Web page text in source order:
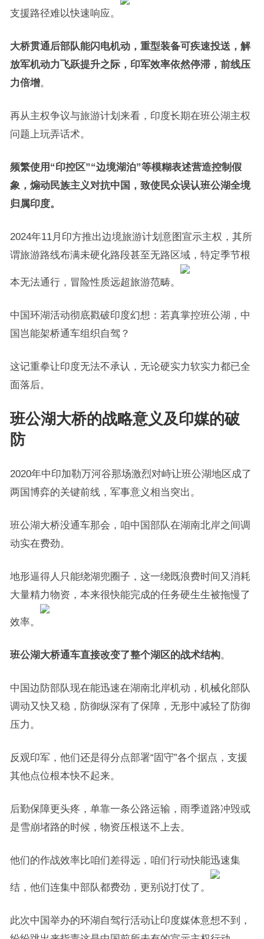
支援路径难以快速响应。
大桥贯通后部队能闪电机动，重型装备可疾速投送，解
放军机动力飞跃提升之际，印军效率依然停滞，前线压
力倍增。
再从主权争议与旅游计划来看，印度长期在班公湖主权
问题上玩弄话术。
频繁使用“印控区”“边境湖泊”等模糊表述营造控制假
象，煽动民族主义对抗中国，致使民众误认班公湖全境
归属印度。
2024年11月印方推出边境旅游计划意图宣示主权，其所
谓旅游路线布满未硬化路段甚至无路区域，特定季节根
本无法通行，冒险性质远超旅游范畴。
中国环湖活动彻底戳破印度幻想：若真掌控班公湖，中
国岂能架桥通车组织自驾？
这记重拳让印度无法不承认，无论硬实力软实力都已全
面落后。
班公湖大桥的战略意义及印媒的破
防
2020年中印加勒万河谷那场激烈对峙让班公湖地区成了
两国博弈的关键前线，军事意义相当突出。
班公湖大桥没通车那会，咱中国部队在湖南北岸之间调
动实在费劲。
地形逼得人只能绕湖兜圈子，这一绕既浪费时间又消耗
大量精力物资，本来很快能完成的任务硬生生被拖慢了
效率。
班公湖大桥通车直接改变了整个湖区的战术结构。
中国边防部队现在能迅速在湖南北岸机动，机械化部队
调动又快又稳，防御纵深有了保障，无形中减轻了防御
压力。
反观印军，他们还是得分点部署“固守”各个据点，支援
其他点位根本快不起来。
后勤保障更头疼，单靠一条公路运输，雨季道路冲毁或
是雪崩堵路的时候，物资压根送不上去。
他们的作战效率比咱们差得远，咱们行动快能迅速集
结，他们连集中部队都费劲，更别说打仗了。
此次中国举办的环湖自驾行活动让印度媒体意想不到，